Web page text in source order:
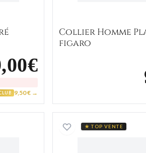
9,50 € →
Collier Homme
figaro
★ TOP VENTE